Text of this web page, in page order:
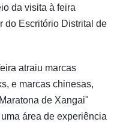
da visita à feira
do Escritório Distrital de
atraiu marcas
e marcas chinesas,
de Xangai"
área de experiência